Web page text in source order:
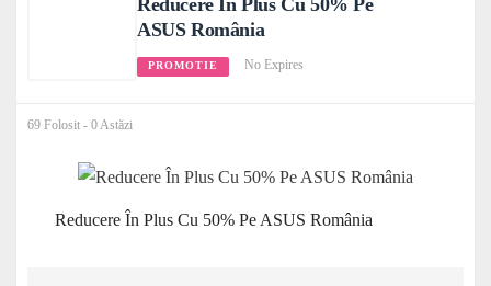
Reducere În Plus Cu 50% Pe
ASUS România
PROMOTIE No Expires
69 Folosit - 0 Astăzi
Reducere În Plus Cu 50% Pe ASUS România